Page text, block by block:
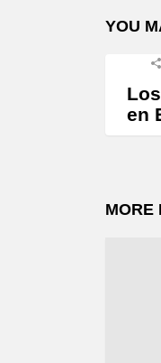
YOU
en
MORE